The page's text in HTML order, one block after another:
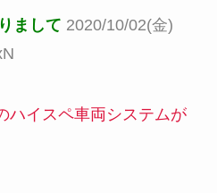
まして 2020/10/02(金)
ハイスペ車両システムが